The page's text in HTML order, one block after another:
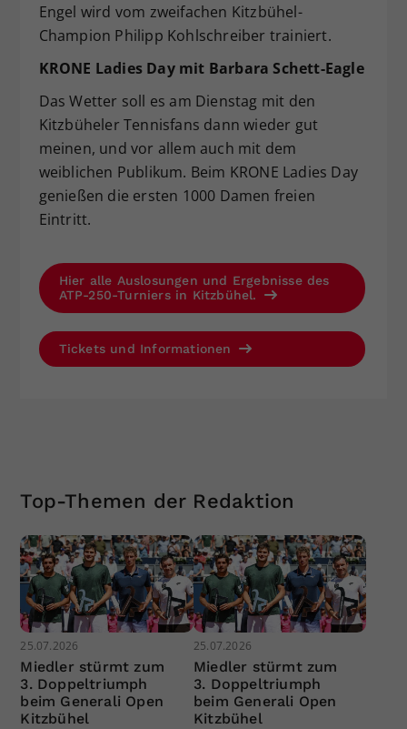
Engel wird vom zweifachen Kitzbühel-
Champion Philipp Kohlschreiber trainiert.
KRONE Ladies Day mit Barbara Schett-Eagle
Das Wetter soll es am Dienstag mit den
Kitzbüheler Tennisfans dann wieder gut
meinen, und vor allem auch mit dem
weiblichen Publikum. Beim KRONE Ladies Day
genießen die ersten 1000 Damen freien
Eintritt.
Hier alle Auslosungen und Ergebnisse des
ATP-250-Turniers in Kitzbühel.
Tickets und Informationen
Top-Themen der Redaktion
25.07.2026
Miedler stürmt zum
3. Doppeltriumph
beim Generali Open
Kitzbühel
25.07.2026
Miedler stürmt zum
3. Doppeltriumph
beim Generali Open
Kitzbühel